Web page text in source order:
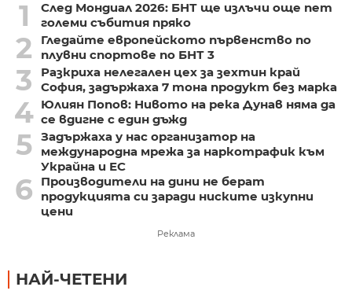
1
След Мондиал 2026: БНТ ще излъчи още пет
големи събития пряко
2
Гледайте европейското първенство по
плувни спортове по БНТ 3
3
Разкриха нелегален цех за зехтин край
София, задържаха 7 тона продукт без марка
4 Юлиян Попов: Нивото на река Дунав няма да
се вдигне с един дъжд
5 Задържаха у нас организатор на
международна мрежа за наркотрафик към
Украйна и ЕС
6
Производители на дини не берат
продукцията си заради ниските изкупни
цени
Реклама
НАЙ-ЧЕТЕНИ